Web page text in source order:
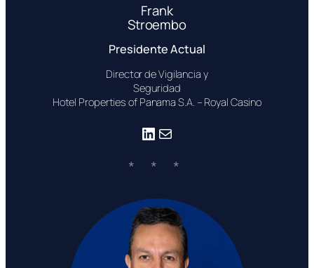
Frank
Stroembo
Presidente Actual
Director de Vigilancia y
Seguridad
Hotel Properties of Panama S.A. – Royal Casino
LinkedIn Correo electrónico